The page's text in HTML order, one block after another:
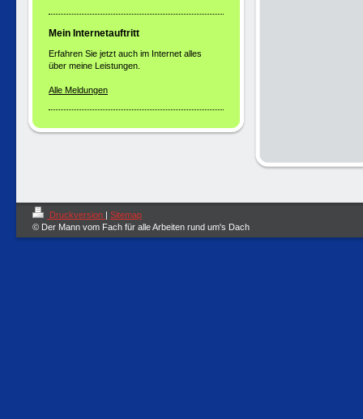
Mein Internetauftritt
Erfahren Sie jetzt auch im Internet alles
über meine Leistungen.
Alle Meldungen
Druckversion | Sitemap
© Der Mann vom Fach für alle Arbeiten rund um's Dach